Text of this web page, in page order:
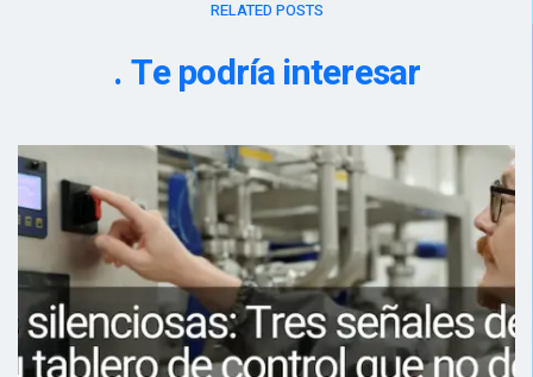
RELATED POSTS
Te podría interesar